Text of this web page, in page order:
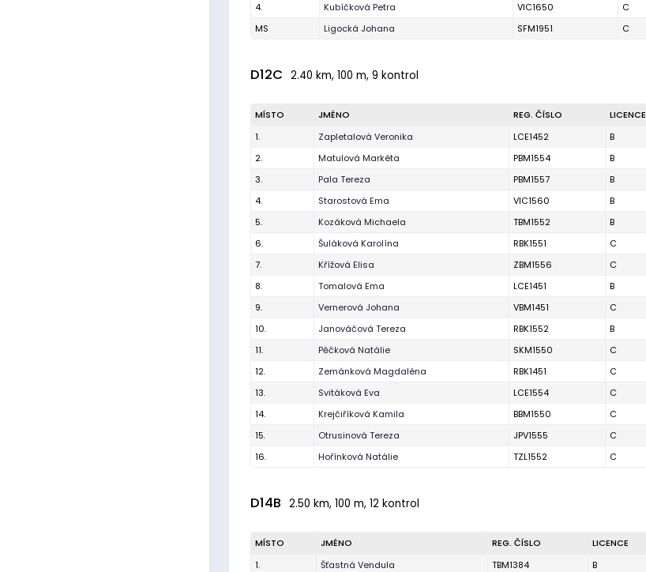
4.
Kubíčková Petra VIC1650 C
MS
Ligocká Johana SFM1951 C
D12C 2.40 km, 100 m, 9 kontrol
MÍSTO JMÉNO REG. ČÍSLO LICENCE
1.
Zapletalová Veronika LCE1452 B
2.
Matulová Markéta PBM1554 B
3.
Pala Tereza PBM1557 B
4.
Starostová Ema VIC1560 B
5.
Kozáková Michaela TBM1552 B
6.
Šuláková Karolína RBK1551 C
7.
Křížová Elisa ZBM1556 C
8.
Tomalová Ema LCE1451 B
9.
Vernerová Johana VBM1451 C
10.
Janováčová Tereza RBK1552 B
11.
Pěčková Natálie SKM1550 C
12.
Zemánková Magdaléna RBK1451 C
13.
Svitáková Eva LCE1554 C
14.
Krejčiříková Kamila BBM1550 C
15.
Otrusinová Tereza JPV1555 C
16.
Hořínková Natálie TZL1552 C
D14B 2.50 km, 100 m, 12 kontrol
MÍSTO JMÉNO REG. ČÍSLO LICENCE
1.
Šťastná Vendula TBM1384 B